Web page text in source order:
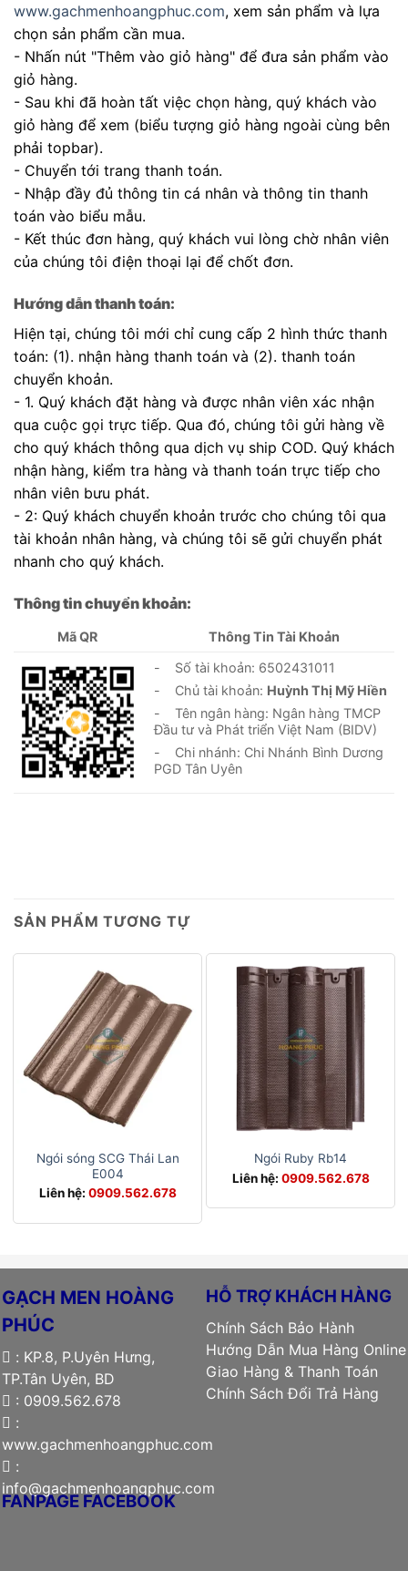
www.gachmenhoangphuc.com, xem sản phẩm và lựa
chọn sản phẩm cần mua.
- Nhấn nút "Thêm vào giỏ hàng" để đưa sản phẩm vào
giỏ hàng.
- Sau khi đã hoàn tất việc chọn hàng, quý khách vào
giỏ hàng để xem (biểu tượng giỏ hàng ngoài cùng bên
phải topbar).
- Chuyển tới trang thanh toán.
- Nhập đầy đủ thông tin cá nhân và thông tin thanh
toán vào biểu mẫu.
- Kết thúc đơn hàng, quý khách vui lòng chờ nhân viên
của chúng tôi điện thoại lại để chốt đơn.
Hướng dẫn thanh toán:
Hiện tại, chúng tôi mới chỉ cung cấp 2 hình thức thanh
toán: (1). nhận hàng thanh toán và (2). thanh toán
chuyển khoản.
- 1. Quý khách đặt hàng và được nhân viên xác nhận
qua cuộc gọi trực tiếp. Qua đó, chúng tôi gửi hàng về
cho quý khách thông qua dịch vụ ship COD. Quý khách
nhận hàng, kiểm tra hàng và thanh toán trực tiếp cho
nhân viên bưu phát.
- 2: Quý khách chuyển khoản trước cho chúng tôi qua
tài khoản nhân hàng, và chúng tôi sẽ gửi chuyển phát
nhanh cho quý khách.
Thông tin chuyển khoản:
Mã QR
Thông Tin Tài Khoản
- Số tài khoản: 6502431011
- Chủ tài khoản: Huỳnh Thị Mỹ Hiền
- Tên ngân hàng: Ngân hàng TMCP
Đầu tư và Phát triển Việt Nam (BIDV)
- Chi nhánh: Chi Nhánh Bình Dương
PGD Tân Uyên
SẢN PHẨM TƯƠNG TỰ
Ngói sóng SCG Thái Lan
E004
Liên hệ: 0909.562.678
Ngói Ruby Rb14
Liên hệ: 0909.562.678
GẠCH MEN HOÀNG
PHÚC
: KP.8, P.Uyên Hưng,
TP.Tân Uyên, BD
: 0909.562.678
:
www.gachmenhoangphuc.com
:
info@gachmenhoangphuc.com
HỖ TRỢ KHÁCH HÀNG
Chính Sách Bảo Hành
Hướng Dẫn Mua Hàng Online
Giao Hàng & Thanh Toán
Chính Sách Đổi Trả Hàng
FANPAGE FACEBOOK